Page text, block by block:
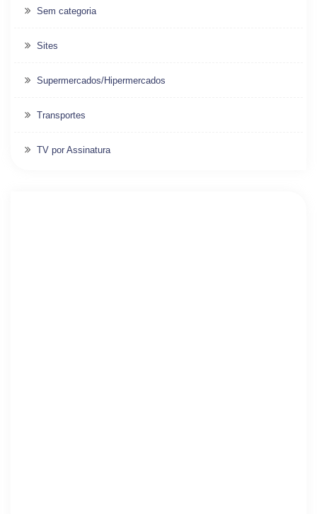
Sem categoria
Sites
Supermercados/Hipermercados
Transportes
TV por Assinatura